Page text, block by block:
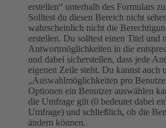
erstellen“ unterhalb des Formulars
Solltest du diesen Bereich nicht
wahrscheinlich nicht die
erstellen. Du solltest einen Titel und
Antwortmöglichkeiten in die
und dabei sicherstellen, dass jede
eigenen Zeile steht. Du kannst auch
„Auswahlmöglichkeiten pro
Optionen ein Benutzer auswählen
die Umfrage gilt (0 bedeutet dabei
Umfrage) und schließlich, ob die
ändern können.